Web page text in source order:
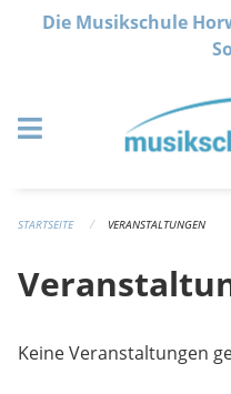
Navigation überspringen
Die Musikschule
STARTSEITE VERANSTALTUNGEN
Keine Veranstaltungen